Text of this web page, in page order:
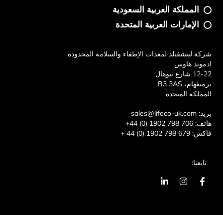
المملكة العربية السعودية
الإمارات العربية المتحدة
شركة ليتشفيلد لمعدات الإطفاء والسلامة المحدودة
ادموند هاوس
12-22 شارع نيوهال
برمنغهام، B3 3AS
المملكة المتحدة
بريد:sales@lifeco-uk.com
هاتف: +44 (0) 1902 798 706
فاكس:+ 44 (0) 1902 798 679
تابعنا:
ا
ل
ا
ن
ي